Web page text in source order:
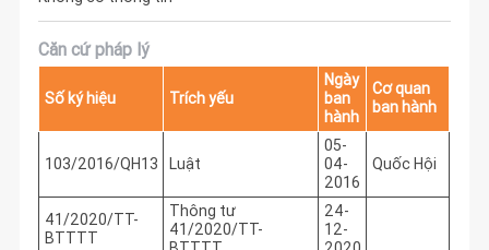
Căn cứ pháp lý
Số ký hiệu Trích yếu
Ngày
ban
hành
Cơ quan
ban hành
103/2016/QH13 Luật
05-
04-
2016
Quốc Hội
41/2020/TT-
BTTTT
Thông tư
41/2020/TT-
24-
12-